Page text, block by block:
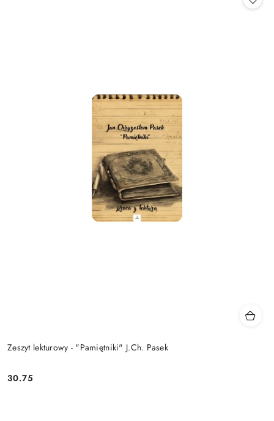
Zeszyt lekturowy - "Pamiętniki" J.Ch. Pasek
Cena:
30.75